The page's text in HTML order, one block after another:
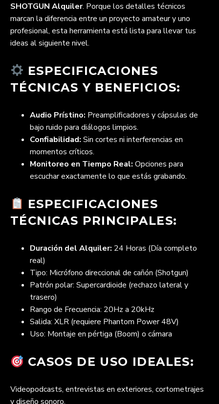
SHOTGUN Alquiler. Porque los detalles técnicos
marcan la diferencia entre un proyecto amateur y uno
profesional, esta herramienta está lista para llevar tus
ideas al siguiente nivel.
ESPECIFICACIONES
TÉCNICAS Y BENEFICIOS:
Audio Prístino: Preamplificadores y cápsulas de
bajo ruido para diálogos limpios.
Confiabilidad: Sin cortes ni interferencias en
momentos críticos.
Monitoreo en Tiempo Real: Opciones para
escuchar exactamente lo que estás grabando.
ESPECIFICACIONES
TÉCNICAS PRINCIPALES:
Duración del Alquiler: 24 Horas (Día completo
real)
Tipo: Micrófono direccional de cañón (Shotgun)
Patrón polar: Supercardioide (rechazo lateral y
trasero)
Rango de Frecuencia: 20Hz a 20kHz
Salida: XLR (requiere Phantom Power 48V)
Uso: Montaje en pértiga (Boom) o cámara
CASOS DE USO IDEALES:
Videopodcasts, entrevistas en exteriores, cortometrajes
y diseño sonoro.